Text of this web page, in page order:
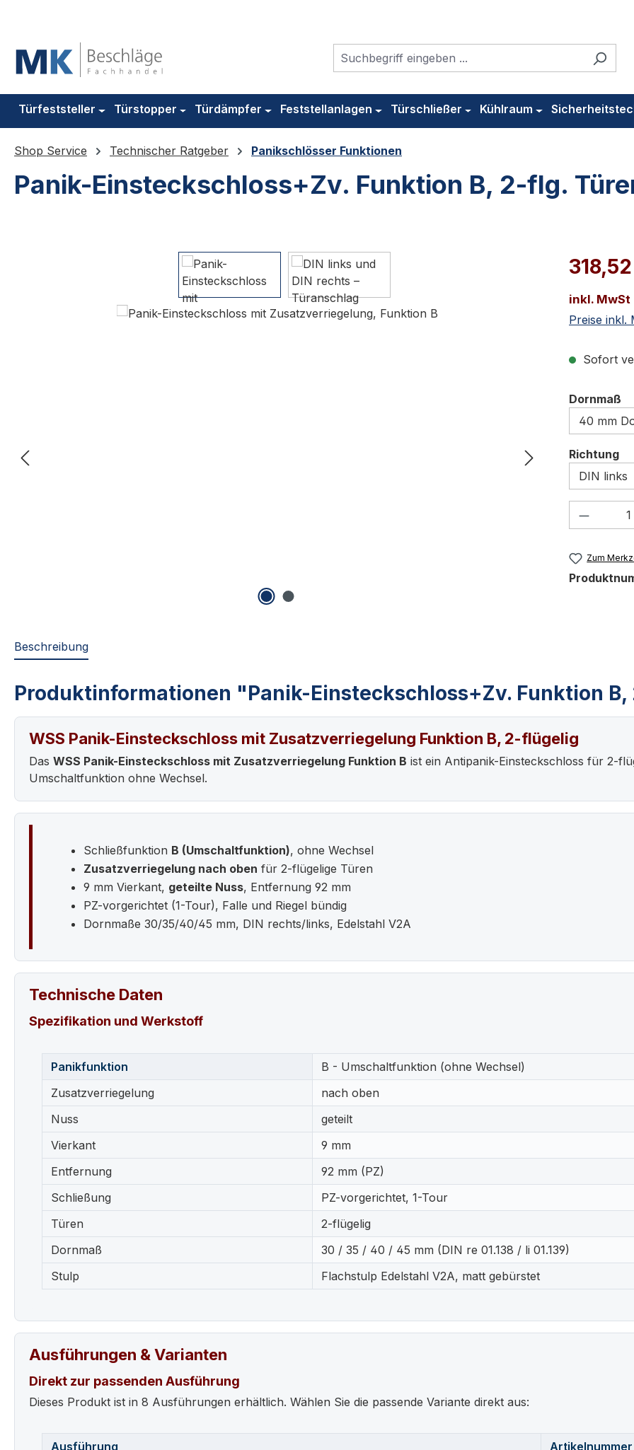
Türfeststeller Türstopper Türdämpfer Feststellanlagen Türschließer Kühlraum
Shop Service Technischer Ratgeber Panikschlösser Funktionen
Panik-Einsteckschloss+Zv. Funktion B, 2-flg.
inkl. MwSt
Preise inkl.
Sofort
Dornmaß
Richtung
Zum
Beschreibung
Produktinformationen "Panik-Einsteckschloss+Zv. Funktion
WSS Panik-Einsteckschloss mit Zusatzverriegelung Funktion B, 2-flügelig
Das WSS Panik-Einsteckschloss mit Zusatzverriegelung Funktion B ist ein Antipanik-Einsteckschloss für 2-
Umschaltfunktion ohne Wechsel.
Schließfunktion B (Umschaltfunktion), ohne Wechsel
Zusatzverriegelung nach oben für 2-flügelige Türen
9 mm Vierkant, geteilte Nuss, Entfernung 92 mm
PZ-vorgerichtet (1-Tour), Falle und Riegel bündig
Dornmaße 30/35/40/45 mm, DIN rechts/links, Edelstahl V2A
Technische Daten
Spezifikation und Werkstoff
Panikfunktion
B - Umschaltfunktion (ohne Wechsel)
Zusatzverriegelung
nach oben
Nuss
geteilt
Vierkant
9 mm
Entfernung
92 mm (PZ)
Schließung
PZ-vorgerichtet, 1-Tour
Türen
2-flügelig
Dornmaß
30 / 35 / 40 / 45 mm (DIN re 01.138 / li 01.139)
Stulp
Flachstulp Edelstahl V2A, matt gebürstet
Ausführungen & Varianten
Direkt zur passenden Ausführung
Dieses Produkt ist in 8 Ausführungen erhältlich. Wählen Sie die passende Variante direkt aus:
Ausführung
Artikelnummer